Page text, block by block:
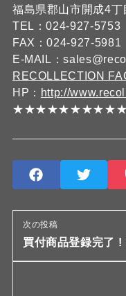
福島県郡山市開成4丁
TEL：024-927-5753
FAX：024-927-5981
E-MAIL：
RECOLLECTION
HP： http://
次の投稿
買付商品登録完了 !